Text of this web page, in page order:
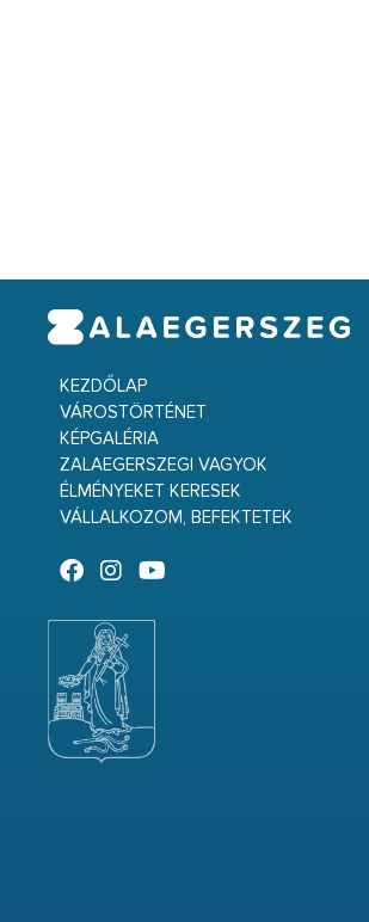
KEZDŐLAP
VÁROSTÖRTÉNET
KÉPGALÉRIA
ZALAEGERSZEGI VAGYOK
ÉLMÉNYEKET KERESEK
VÁLLALKOZOM, BEFEKTETEK